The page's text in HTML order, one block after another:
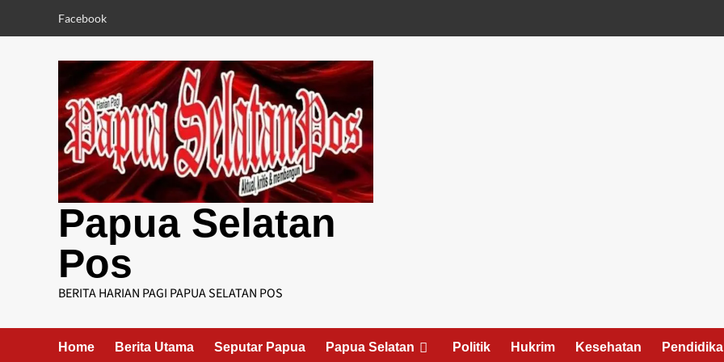
Facebook
Papua Selatan
Pos
BERITA HARIAN PAGI PAPUA SELATAN POS
Home Berita Utama Seputar Papua Papua Selatan Politik Hukrim Kesehatan